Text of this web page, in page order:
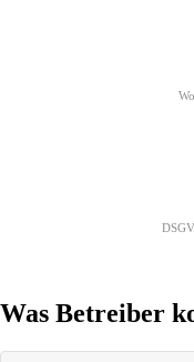
Was Betreiber